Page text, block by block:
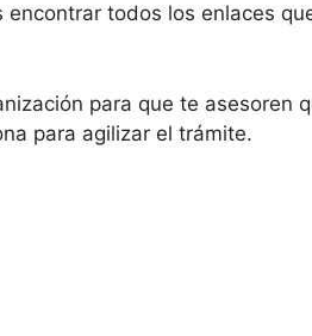
todos los enlaces
para que te asesoren
para agilizar el trámite.